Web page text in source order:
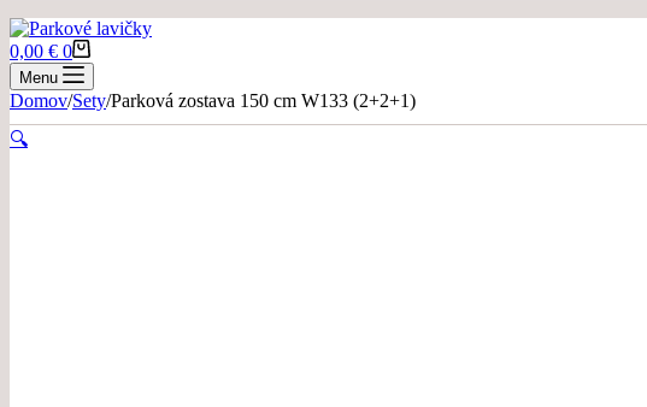
Nákupný
košík
0,00 € 0
Menu
Domov/Sety/Parková zostava 150 cm W133 (2+2+1)
🔍